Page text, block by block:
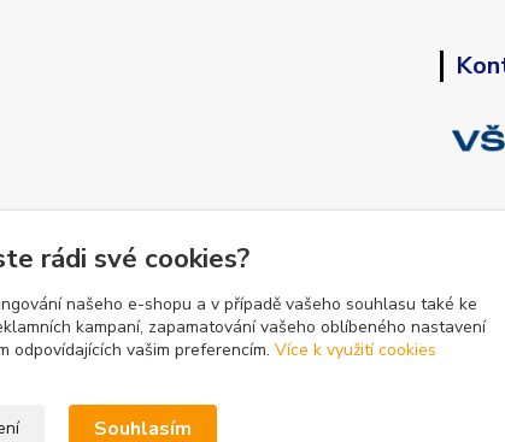
rádi své cookies?
našeho e-shopu a v případě vašeho souhlasu také ke
kampaní, zapamatování vašeho oblíbeného nastavení
odpovídajících vašim preferencím. Více k využití cookies
Souhlasím